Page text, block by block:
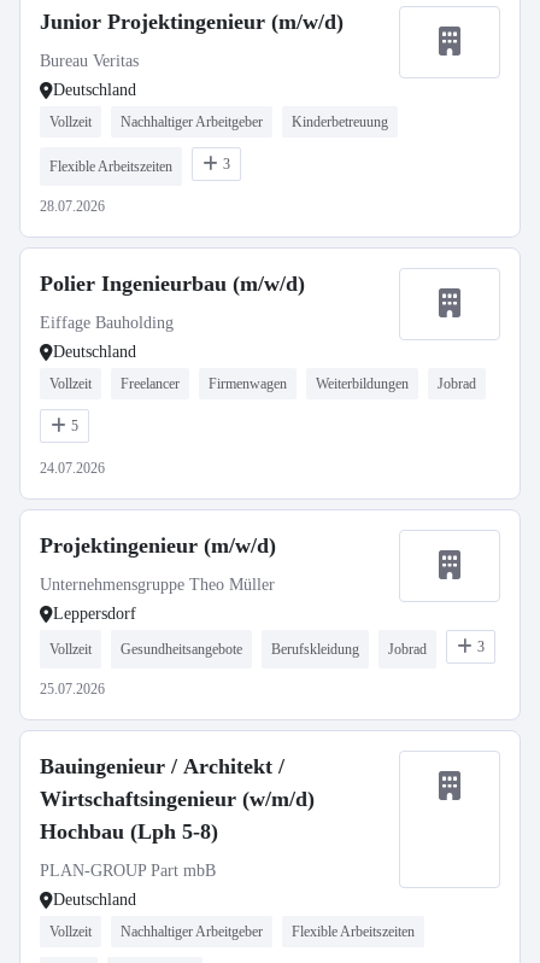
Junior Projektingenieur (m/w/d)
Bureau Veritas
Deutschland
Vollzeit Nachhaltiger Arbeitgeber Kinderbetreuung
Flexible Arbeitszeiten 3
28.07.2026
Polier Ingenieurbau (m/w/d)
Eiffage Bauholding
Deutschland
Vollzeit Freelancer Firmenwagen Weiterbildungen Jobrad
5
24.07.2026
Projektingenieur (m/w/d)
Unternehmensgruppe Theo Müller
Leppersdorf
Vollzeit Gesundheitsangebote Berufskleidung Jobrad 3
25.07.2026
Bauingenieur / Architekt /
Wirtschaftsingenieur (w/m/d)
Hochbau (Lph 5-8)
PLAN-GROUP Part mbB
Deutschland
Vollzeit Nachhaltiger Arbeitgeber Flexible Arbeitszeiten